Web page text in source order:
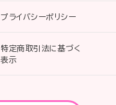
プライバシーポリシー
特定商取引法に基づく
表示